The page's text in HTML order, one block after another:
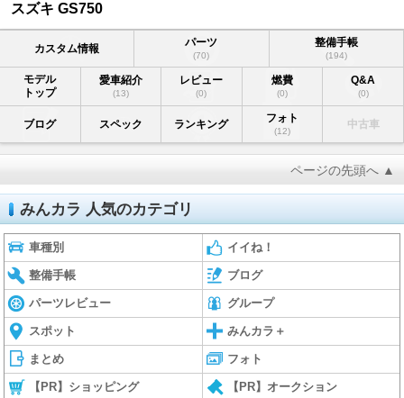
スズキ GS750
カスタム情報 パーツ
(70)
整備手帳
(194)
モデル
トップ
愛車紹介
(13)
レビュー
(0)
燃費
(0)
Q&A
(0)
ブログ スペック ランキング フォト
(12)
中古車
ページの先頭へ ▲
みんカラ 人気のカテゴリ
車種別 イイね！
整備手帳 ブログ
パーツレビュー グループ
スポット みんカラ＋
まとめ フォト
【PR】ショッピング 【PR】オークション